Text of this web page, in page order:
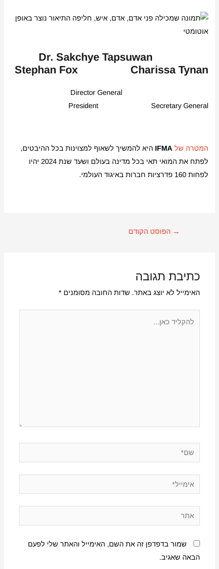
Dr. Sakchye Tapsuwan
Stephan Fox Charissa Tynan
Director General
President Secretary General
המטרה של IFMA היא להמשיך לשאוף למצוינות בכל ההיבטים,
לפתח את המואי תאי בכל מדינה בעולם ושעד שנת 2024 יהיו
לפחות 160 פדרציות חברות באיגוד העולמי.
→ הפוסט הקודם
כתיבת תגובה
האימייל לא יוצג באתר. שדות החובה מסומנים*
שמור בדפדפן זה את השם, האימייל והאתר שלי לפעם
הבאה שאגיב.